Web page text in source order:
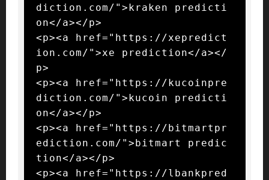
diction.com/">kraken predicti
on</a></p>
<p><a href="https://xepredict
ion.com/">xe prediction</a></
p>
<p><a href="https://kucoinpre
diction.com/">kucoin predicti
on</a></p>
<p><a href="https://bitmartpr
ediction.com/">bitmart predic
tion</a></p>
<p><a href="https://lbankpred